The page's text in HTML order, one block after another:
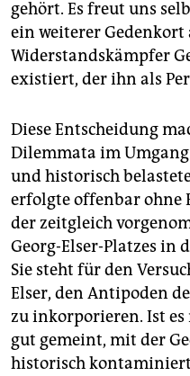
gehört. Es freut uns
ein weiterer
Widerstandskämpfer
existiert, der ihn als
Diese Entscheidung
Dilemmata im
und historisch
erfolgte offenbar ohne
der zeitgleich
Georg-Elser-Platzes in
Sie steht für den
Elser, den Antipoden
zu inkorporieren. Ist es
gut gemeint, mit der
historisch